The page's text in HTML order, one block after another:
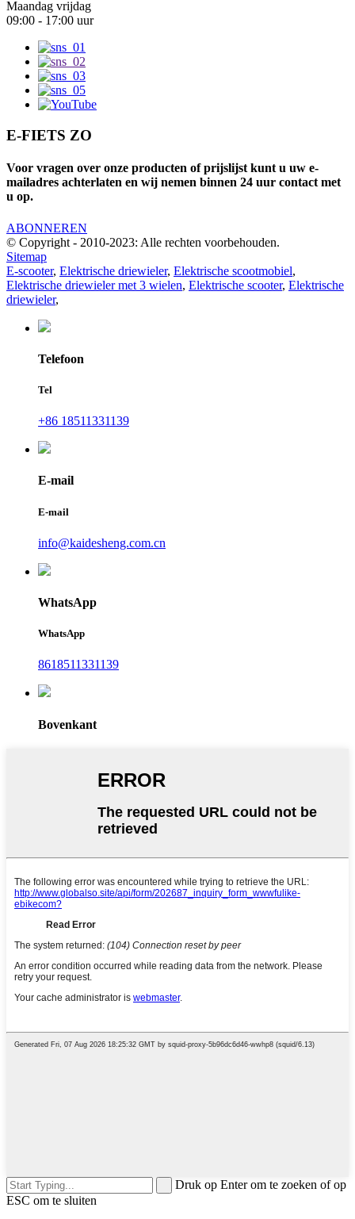
Maandag vrijdag
09:00 - 17:00 uur
E-FIETS ZO
Voor vragen over onze producten of prijslijst kunt u uw e-
mailadres achterlaten en wij nemen binnen 24 uur contact met
u op.
ABONNEREN
© Copyright - 2010-2023: Alle rechten voorbehouden.
Sitemap
E-scooter, Elektrische driewieler, Elektrische scootmobiel,
Elektrische driewieler met 3 wielen, Elektrische scooter, Elektrische
driewieler,
Telefoon
Tel
+86 18511331139
E-mail
E-mail
info@kaidesheng.com.cn
WhatsApp
WhatsApp
8618511331139
Bovenkant
Druk op Enter om te zoeken of op
ESC om te sluiten